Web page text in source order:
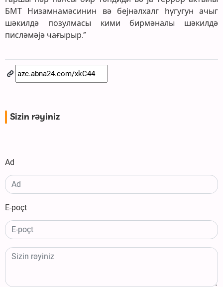
БМТ Низамнамәсинин вә бејнәлхалг һүгугун ачыг
шәкилдә позулмасы кими бирмәналы шәкилдә
писләмәјә чағырыр.”
Sizin rəyiniz
Ad
E-poçt